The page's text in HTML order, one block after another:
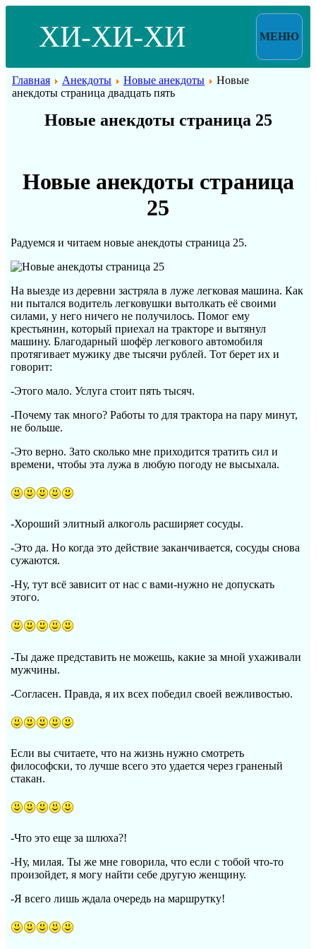
ХИ-ХИ-ХИ МЕНЮ
Главная Анекдоты Новые анекдоты
Новые
анекдоты страница двадцать пять
Новые анекдоты страница 25
Новые анекдоты страница
25
Радуемся и читаем новые анекдоты страница 25.
На выезде из деревни застряла в луже легковая машина. Как
ни пытался водитель легковушки вытолкать её своими
силами, у него ничего не получилось. Помог ему
крестьянин, который приехал на тракторе и вытянул
машину. Благодарный шофёр легкового автомобиля
протягивает мужику две тысячи рублей. Тот берет их и
говорит:
-Этого мало. Услуга стоит пять тысяч.
-Почему так много? Работы то для трактора на пару минут,
не больше.
-Это верно. Зато сколько мне приходится тратить сил и
времени, чтобы эта лужа в любую погоду не высыхала.
-Хороший элитный алкоголь расширяет сосуды.
-Это да. Но когда это действие заканчивается, сосуды снова
сужаются.
-Ну, тут всё зависит от нас с вами-нужно не допускать
этого.
-Ты даже представить не можешь, какие за мной ухаживали
мужчины.
-Согласен. Правда, я их всех победил своей вежливостью.
Если вы считаете, что на жизнь нужно смотреть
философски, то лучше всего это удается через граненый
стакан.
-Что это еще за шлюха?!
-Ну, милая. Ты же мне говорила, что если с тобой что-то
произойдет, я могу найти себе другую женщину.
-Я всего лишь ждала очередь на маршрутку!